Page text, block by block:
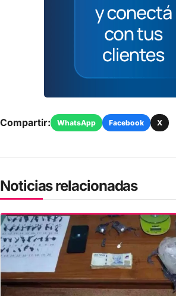
Compartir: WhatsApp Facebook X
Noticias relacionadas